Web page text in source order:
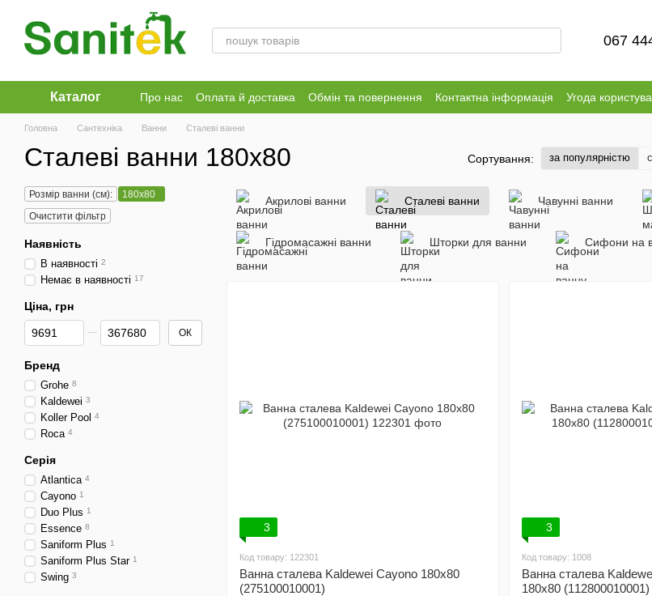
Перейти до основного контенту
067
Каталог Про нас Оплата й доставка Обмін та повернення Контактна інформація Угода
Головна Сантехніка Ванни Сталеві ванни
Сталеві ванни 180x80 Сортування: за популярністю
Акрилові ванни Сталеві ванни Чавунні ванни
Гідромасажні ванни Шторки для ванни Сифони на
3
Код товару: 122301
Ванна сталева Kaldewei Cayono 180x80
(275100010001)
3
Код товару: 1008
Ванна сталева
180x80 (112800010001)
Розмір ванни (см):
180x80
Очистити фільтр
Наявність
В наявності 2
Немає в наявності 17
Ціна, грн
Від Ціна, грн
До Ціна, грн ОК
Бренд
Grohe 8
Kaldewei 3
Koller Pool 4
Roca 4
Серія
Atlantica 4
Cayono 1
Duo Plus 1
Essence 8
Saniform Plus 1
Saniform Plus Star 1
Swing 3